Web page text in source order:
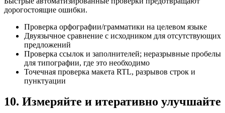
дорогостоящие ошибки.
Проверка орфографии/грамматики на целевом языке
Двуязычное сравнение с исходником для отсутствующих
предложений
Проверка ссылок и заполнителей; неразрывные пробелы
для типографии, где это необходимо
Точечная проверка макета RTL, разрывов строк и
пунктуации
10. Измеряйте и итеративно улучшайте